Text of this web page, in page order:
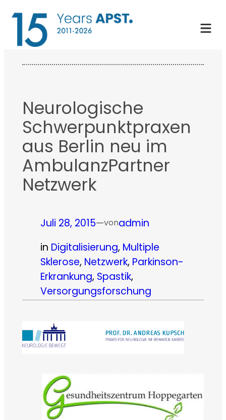
Zum
Inhalt
springen
Neurologische
Schwerpunktpraxen
aus Berlin neu im
AmbulanzPartner
Netzwerk
Juli 28, 2015—vonadmin
in Digitalisierung, Multiple
Sklerose, Netzwerk, Parkinson-
Erkrankung, Spastik
Versorgungsforschung